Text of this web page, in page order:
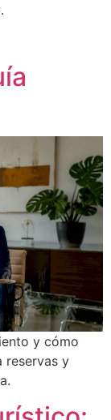
y cómo
reservas y